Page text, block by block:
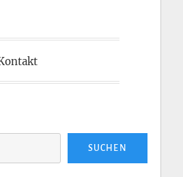
SUCHEN